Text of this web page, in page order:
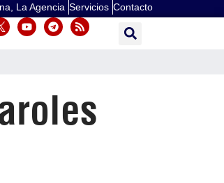
La Agencia Servicios Contacto